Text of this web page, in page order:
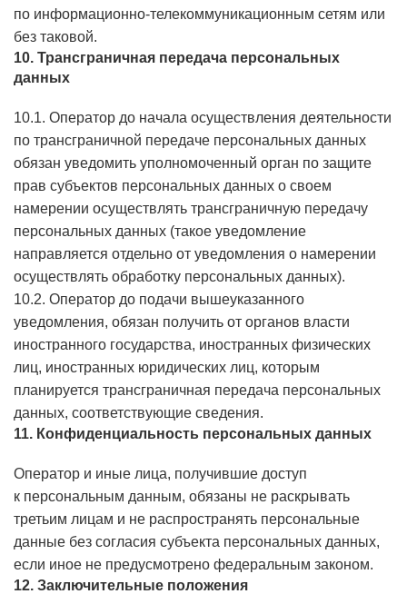
по информационно-телекоммуникационным сетям или
без таковой.
10. Трансграничная передача персональных
данных
10.1. Оператор до начала осуществления деятельности
по трансграничной передаче персональных данных
обязан уведомить уполномоченный орган по защите
прав субъектов персональных данных о своем
намерении осуществлять трансграничную передачу
персональных данных (такое уведомление
направляется отдельно от уведомления о намерении
осуществлять обработку персональных данных).
10.2. Оператор до подачи вышеуказанного
уведомления, обязан получить от органов власти
иностранного государства, иностранных физических
лиц, иностранных юридических лиц, которым
планируется трансграничная передача персональных
данных, соответствующие сведения.
11. Конфиденциальность персональных данных
Оператор и иные лица, получившие доступ
к персональным данным, обязаны не раскрывать
третьим лицам и не распространять персональные
данные без согласия субъекта персональных данных,
если иное не предусмотрено федеральным законом.
12. Заключительные положения